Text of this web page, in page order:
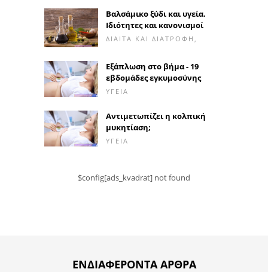
Βαλσάμικο ξύδι και υγεία.
Ιδιότητες και κανονισμοί
ΔΊΑΙΤΑ ΚΑΙ ΔΙΑΤΡΟΦΉ,
Εξάπλωση στο βήμα - 19
εβδομάδες εγκυμοσύνης
ΥΓΕΊΑ
Αντιμετωπίζει η κολπική
μυκητίαση;
ΥΓΕΊΑ
$config[ads_kvadrat] not found
ΕΝΔΙΑΦΈΡΟΝΤΑ ΆΡΘΡΑ